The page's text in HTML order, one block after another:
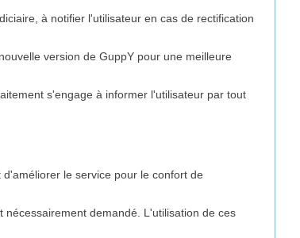
à notifier l'utilisateur en cas de rectification
version de GuppY pour une meilleure
s'engage à informer l'utilisateur par tout
le service pour le confort de
demandé. L'utilisation de ces